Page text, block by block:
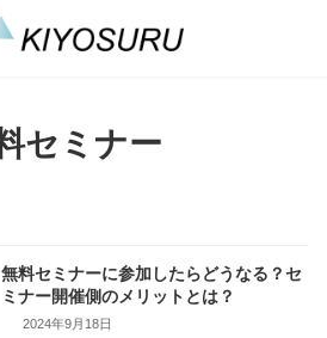
セミナー
無料セミナーに参加したらどうなる？セ
ミナー開催側のメリットとは？
2024年9月18日